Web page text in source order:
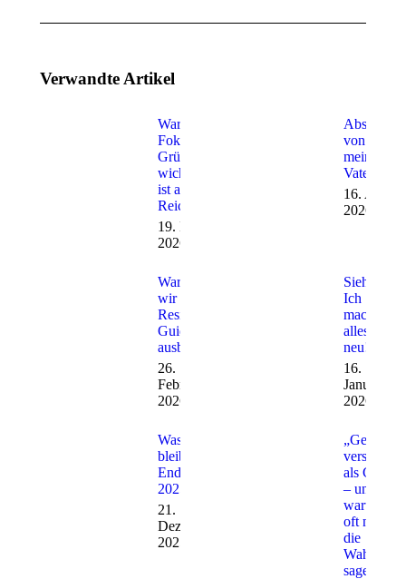
Verwandte Artikel
Warum
Fokus für
Gründer
wichtiger
ist als
Reichweite
19. Mai
2026
Abschied
von
meinem
Vater
16. April
2026
Warum
wir
Resilienz-
Guides
ausbilden
26.
Februar
2026
Siehe!
Ich
mache
alles
neu!
16.
Januar
2026
Was
bleibt am
Ende von
2025?
21.
Dezember
2025
„Gefühle
verstehen
als Christ
– und
warum sie
oft nicht
die
Wahrheit
sagen“